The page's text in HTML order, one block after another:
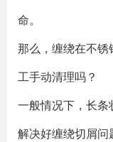
命。
那么，缠绕在不锈
工手动清理吗？
一般情况下，长
解决好缠绕切屑